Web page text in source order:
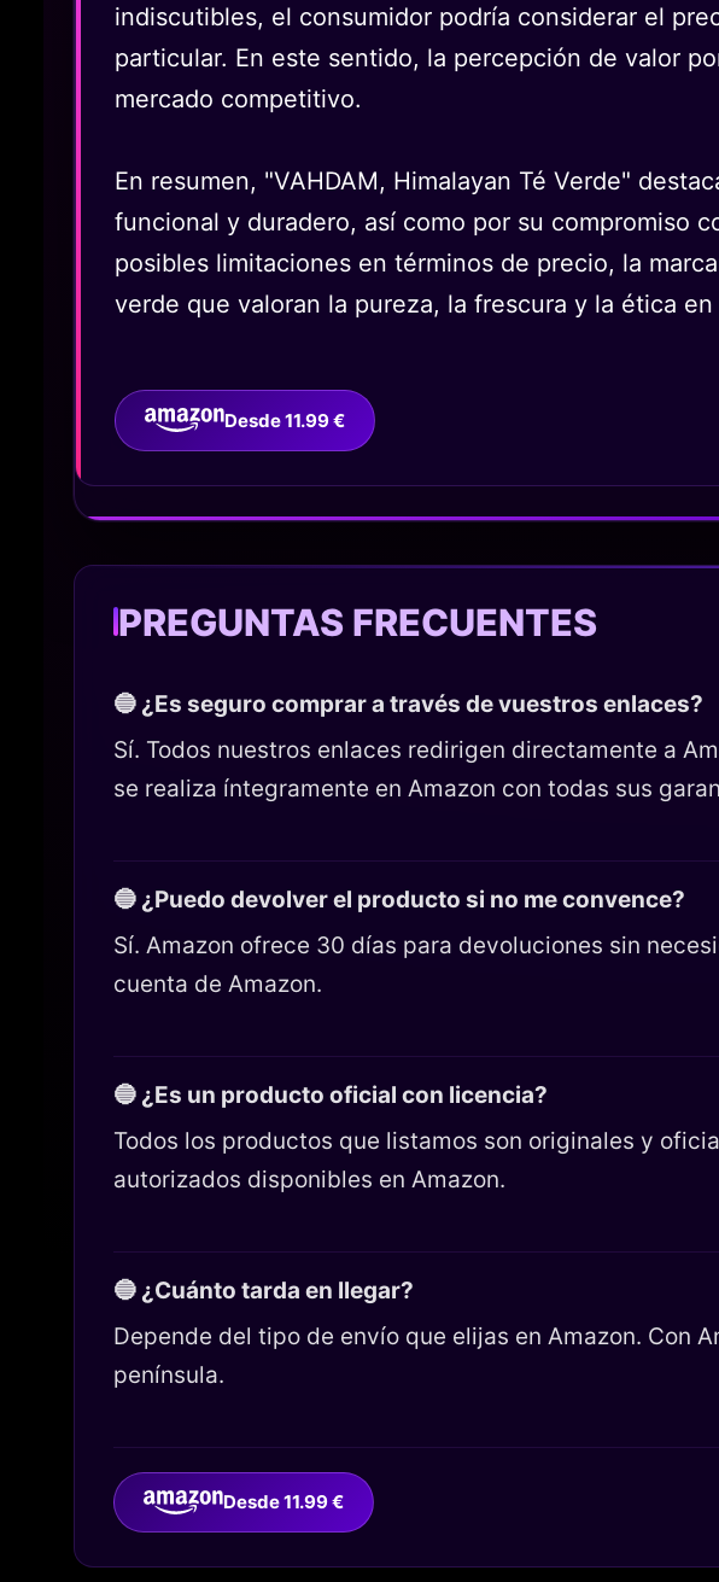
indiscutibles, el consumidor podría considerar el
particular. En este sentido, la percepción de valor
mercado competitivo.
En resumen, "VAHDAM, Himalayan Té Verde"
funcional y duradero, así como por su compromiso
posibles limitaciones en términos de precio, la
verde que valoran la pureza, la frescura y la ética
Desde 11.99 €
PREGUNTAS FRECUENTES
🔵 ¿Es seguro comprar a través de vuestros enlaces?
Sí. Todos nuestros enlaces redirigen directamente a
se realiza íntegramente en Amazon con todas sus
🔵 ¿Puedo devolver el producto si no me convence?
Sí. Amazon ofrece 30 días para devoluciones sin
cuenta de Amazon.
🔵 ¿Es un producto oficial con licencia?
Todos los productos que listamos son originales y
autorizados disponibles en Amazon.
🔵 ¿Cuánto tarda en llegar?
Depende del tipo de envío que elijas en Amazon. Con
península.
Desde 11.99 €